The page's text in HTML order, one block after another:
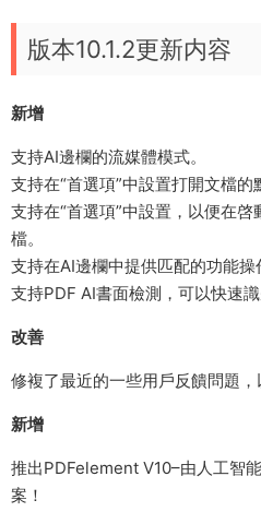
版本10.1.2更新内容
新增
支持AI邊欄的流媒體模式。
支持在“首選項”中設置打開文檔的
支持在“首選項”中設置，以便在
檔。
支持在AI邊欄中提供匹配的功能操
支持PDF AI書面檢測，可以快速
改善
修複了最近的一些用戶反饋問題，
新增
推出PDFelement V10–由人工智
案！